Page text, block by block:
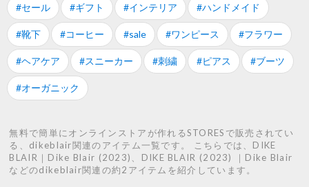
#セール #ギフト #インテリア #ハンドメイド
#靴下 #コーヒー #sale #ワンピース #フラワー
#ヘアケア #スニーカー #刺繍 #ピアス #ブーツ
#オーガニック
無料で簡単にオンラインストアが作れるSTORESで販売されてい
る、dikeblair関連のアイテム一覧です。 こちらでは、DIKE
BLAIR｜Dike Blair (2023)、DIKE BLAIR (2023) ｜Dike Blair
などのdikeblair関連の約2アイテムを紹介しています。